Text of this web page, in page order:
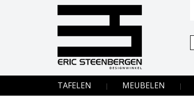
TAFELEN MEUBELEN